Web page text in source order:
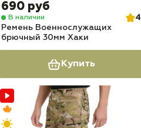
690 руб
В наличии
4
Ремень Военнослужащих
брючный 30мм Хаки
Купить